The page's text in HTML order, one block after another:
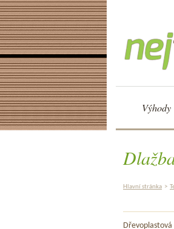
Hlavní stránka >
Dřevoplastová